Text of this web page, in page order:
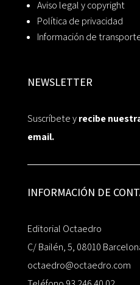
Aviso legal y copyright
Política de privacidad
Información de
NEWSLETTER
Suscríbete yrecibe
email.
INFORMACIÓN DE
Editorial Octaedro
C/ Bailén, 5, 08010
octaedro@octaedro.com